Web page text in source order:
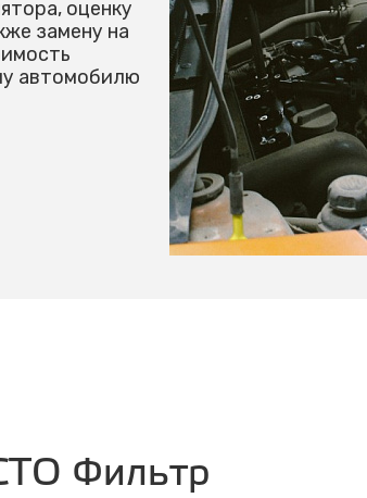
оценку
замену на
автомобилю
Фильтр